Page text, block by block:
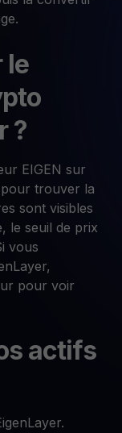
le
?
EIGEN sur
trouver la
sont visibles
le seuil de prix
vous
pour voir
actifs